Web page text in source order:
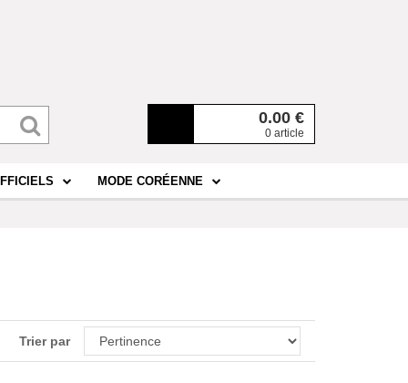
0.00 €
0 article
MODE CORÉENNE
Trier par